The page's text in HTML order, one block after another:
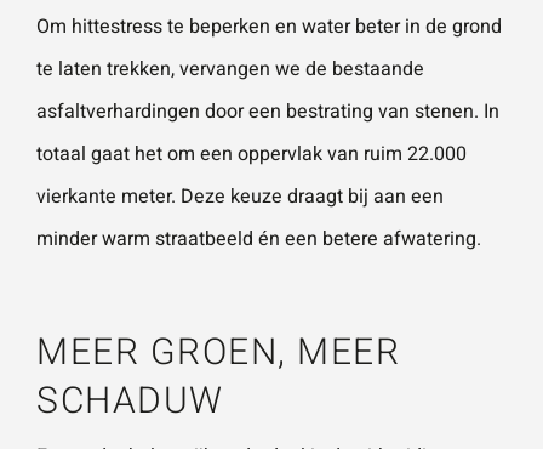
VERSTU
UR JE
AG
Om hittestress te beperken en water beter in de grond
te laten trekken, vervangen we de bestaande
asfaltverhardingen door een bestrating van stenen. In
totaal gaat het om een oppervlak van ruim 22.000
vierkante meter. Deze keuze draagt bij aan een
minder warm straatbeeld én een betere afwatering.
MEER GROEN, MEER
SCHADUW